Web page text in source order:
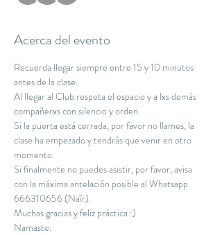
Acerca del evento
Recuerda llegar siempre entre 15 y 10 minutos
antes de la clase.
Al llegar al Club respeta el espacio y a lxs demás
compañerxs con silencio y orden.
Si la puerta está cerrada, por favor no llames, la
clase ha empezado y tendrás que venir en otro
momento.
Si finalmente no puedes asistir, por favor, avisa
con la máxima antelación posible al Whatsapp
666310656 (Naïr).
Muchas gracias y feliz práctica :)
Namaste.